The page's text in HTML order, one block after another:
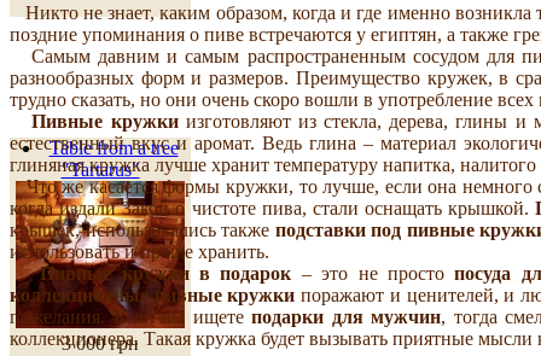
Table from a tree
"Tartarus"
3 000 грн
Никто не знает, каким образом, когда и где именно
поздние упоминания о пиве встречаются у египтян, а также
Самым давним и самым распространенным сосудом для
разнообразных форм и размеров. Преимущество кружек, в
трудно сказать, но они очень скоро вошли в употребление
Пивные кружкиизготовляют из стекла, дерева, глины и
естественный вкус и аромат. Ведь глина – материал
глиняная кружка лучше хранит температуру напитка,
Что же касается формы кружки, то лучше, если она немного
когда издали Закон о чистоте пива, стали оснащать крышкой.
крышек, использовались также подставки под пивные
использовать и проще хранить.
Пивные кружки в подарок – это не простопосуда
коллекционные пивные кружки поражают и ценителей, и
пожелания. Если вы ищетеподарки для мужчин, тогда
коллекционера. Такая кружка будет вызывать приятные